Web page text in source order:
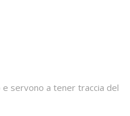
servono a tener traccia del